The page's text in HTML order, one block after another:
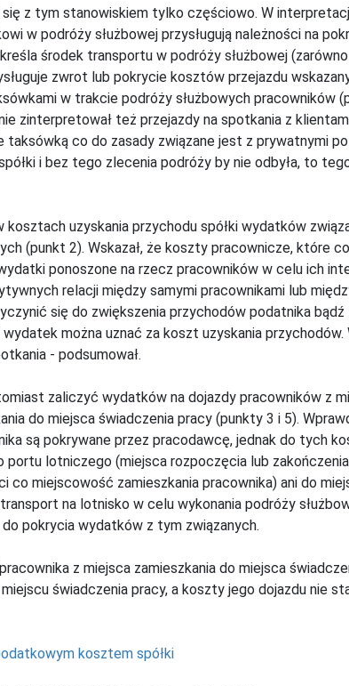
z tym stanowiskiem tylko częściowo. W
w podróży służbowej przysługują należności na
środek transportu w podróży służbowej
zwrot lub pokrycie kosztów przejazdu
w trakcie podróży służbowych pracowników
zinterpretował też przejazdy na spotkania z
taksówką co do zasady związane jest z prywatnymi
i bez tego zlecenia podróży by nie odbyła, to
uzyskania przychodu spółki wydatków
(punkt 2). Wskazał, że koszty pracownicze, które
ponoszone na rzecz pracowników w celu ich
relacji między samymi pracownikami lub
się do zwiększenia przychodów podatnika bądź
można uznać za koszt uzyskania przychodów.
- podsumował.
zaliczyć wydatków na dojazdy pracowników z
do miejsca świadczenia pracy (punkty 3 i 5).
są pokrywane przez pracodawcę, jednak do tych
lotniczego (miejsca rozpoczęcia lub
co miejscowość zamieszkania pracownika) ani do
na lotnisko w celu wykonania podróży
pokrycia wydatków z tym związanych.
z miejsca zamieszkania do miejsca
świadczenia pracy, a koszty jego dojazdu nie
kosztem spółki